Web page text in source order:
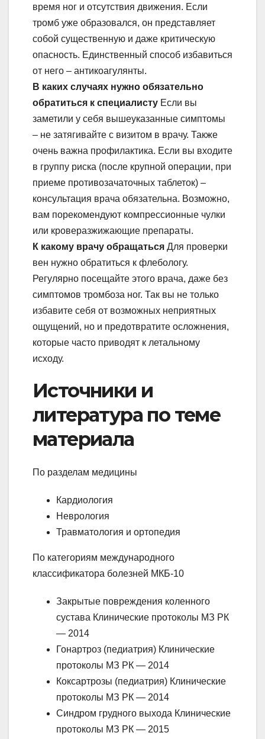
время ног и отсутствия движения. Если
тромб уже образовался, он представляет
собой существенную и даже критическую
опасность. Единственный способ избавиться
от него – антикоагулянты.
В каких случаях нужно обязательно
обратиться к специалисту Если вы
заметили у себя вышеуказанные симптомы
– не затягивайте с визитом в врачу. Также
очень важна профилактика. Если вы входите
в группу риска (после крупной операции, при
приеме противозачаточных таблеток) –
консультация врача обязательна. Возможно,
вам порекомендуют компрессионные чулки
или кроверазжижающие препараты.
К какому врачу обращаться Для проверки
вен нужно обратиться к флебологу.
Регулярно посещайте этого врача, даже без
симптомов тромбоза ног. Так вы не только
избавите себя от возможных неприятных
ощущений, но и предотвратите осложнения,
которые часто приводят к летальному
исходу.
Источники и
литература по теме
материала
По разделам медицины
Кардиология
Неврология
Травматология и ортопедия
По категориям международного
классификатора болезней МКБ-10
Закрытые повреждения коленного
сустава Клинические протоколы МЗ РК
— 2014
Гонартроз (педиатрия) Клинические
протоколы МЗ РК — 2014
Коксартрозы (педиатрия) Клинические
протоколы МЗ РК — 2014
Синдром грудного выхода Клинические
протоколы МЗ РК — 2015